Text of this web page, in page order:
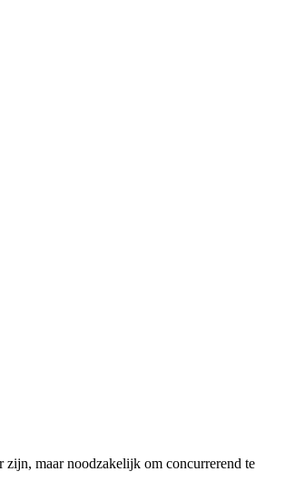
maar noodzakelijk om concurrerend te